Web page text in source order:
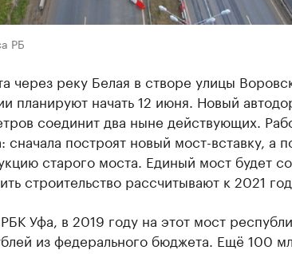
РБ
через реку Белая в створе улицы
планируют начать 12 июня. Новый
соединит два ныне действующих.
сначала построят новый мост-вставку, а
старого моста. Единый мост будет
строительство рассчитывают к 2021
Уфа, в 2019 году на этот мост
из федерального бюджета. Ещё 100